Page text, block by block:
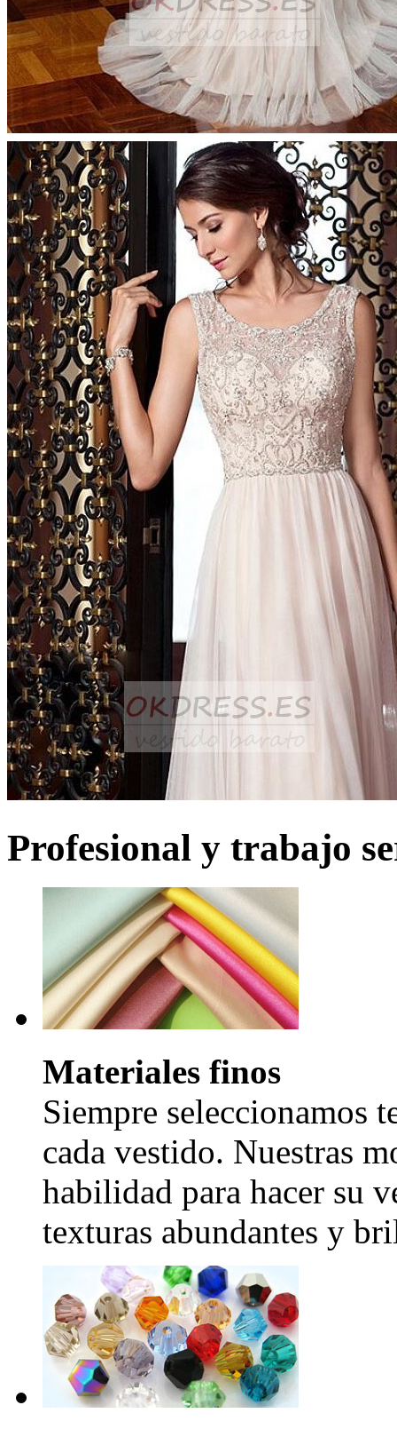
Profesional y trabajo
Materiales finos
Siempre seleccionamos
cada vestido. Nuestras
habilidad para hacer su
texturas abundantes y